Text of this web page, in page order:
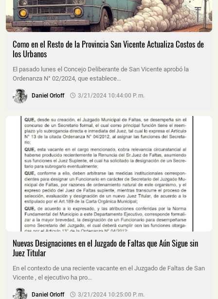
Como en el Resto de la Provincia San Vicente Actualiza Costos de
los Urbanos
El pasado lunes el Concejo Deliberante de San Vicente aprobó la
Ordenanza N° 02/2024, que establece…
Daniel Orloff 3/21/2024 10:44:00 P. M.
Nuevas Designaciones en el Juzgado de Faltas que Aún Sigue sin
Juez Titular
En el contexto de una reciente vacante en el Juzgado de Faltas de San
Vicente , el ejecutivo ha pro…
Daniel Orloff 3/21/2024 10:25:00 P. M.